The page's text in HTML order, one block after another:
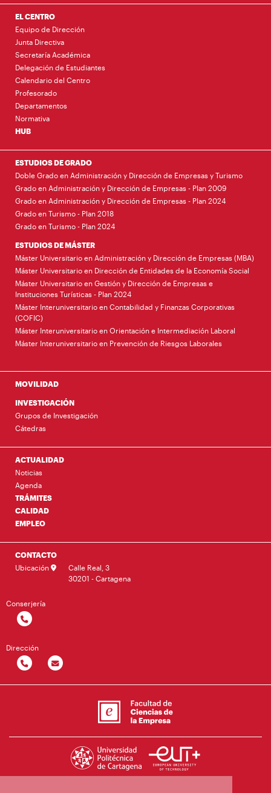
EL CENTRO
Equipo de Dirección
Junta Directiva
Secretaría Académica
Delegación de Estudiantes
Calendario del Centro
Profesorado
Departamentos
Normativa
HUB
ESTUDIOS DE GRADO
Doble Grado en Administración y Dirección de Empresas y Turismo
Grado en Administración y Dirección de Empresas - Plan 2009
Grado en Administración y Dirección de Empresas - Plan 2024
Grado en Turismo - Plan 2018
Grado en Turismo - Plan 2024
ESTUDIOS DE MÁSTER
Máster Universitario en Administración y Dirección de Empresas (MBA)
Máster Universitario en Dirección de Entidades de la Economía Social
Máster Universitario en Gestión y Dirección de Empresas e
Instituciones Turísticas - Plan 2024
Máster Interuniversitario en Contabilidad y Finanzas Corporativas
(COFIC)
Máster Interuniversitario en Orientación e Intermediación Laboral
Máster Interuniversitario en Prevención de Riesgos Laborales
MOVILIDAD
INVESTIGACIÓN
Grupos de Investigación
Cátedras
ACTUALIDAD
Noticias
Agenda
TRÁMITES
CALIDAD
EMPLEO
CONTACTO
Ubicación
Calle Real, 3
30201 - Cartagena
Conserjería
Dirección